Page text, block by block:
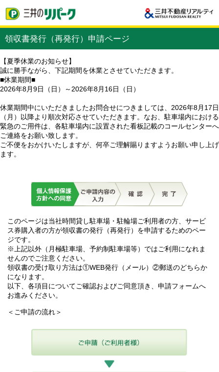
領収書発行（再発行）申請ページ
【夏季休業のお知らせ】
誠に勝手ながら、下記期間を休業とさせていただきます。
■休業期間■
2026年8月9日（日）～2026年8月16日（日）
休業期間中にいただきましたお問合せにつきましては、2026年8月17日
（月）以降より順次対応させていただきます。なお、駐車場内における
緊急のご用件は、各駐車場内に設置された看板記載のコールセンターへ
ご連絡をお願い致します。
ご不便をおかけいたしますが、何卒ご理解賜りますようお願い申し上げ
ます。
このページは当社時間貸し駐車場・駐輪場ご利用者の方、サービ
ス券購入者の方が領収書の発行（再発行）を申請するためのペー
ジです。
※上記以外（月極駐車場、予約制駐車場等）ではご利用になれま
せんのでご注意ください。
領収書の受け取り方法は①WEB発行（メール）②郵送のどちらか
になります。
以下、各項目についてご確認およびご同意頂き、申請フォームへ
お進みください。
＜ご申請の流れ＞